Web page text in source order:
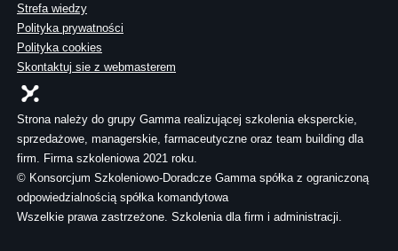
Strefa wiedzy
Polityka prywatności
Polityka cookies
Skontaktuj sie z webmasterem
Strona należy do grupy Gamma realizującej szkolenia eksperckie,
sprzedażowe, managerskie, farmaceutyczne oraz team building dla
firm. Firma szkoleniowa 2021 roku.
© Konsorcjum Szkoleniowo-Doradcze Gamma spółka z ograniczoną
odpowiedzialnością spółka komandytowa
Wszelkie prawa zastrzeżone. Szkolenia dla firm i administracji.